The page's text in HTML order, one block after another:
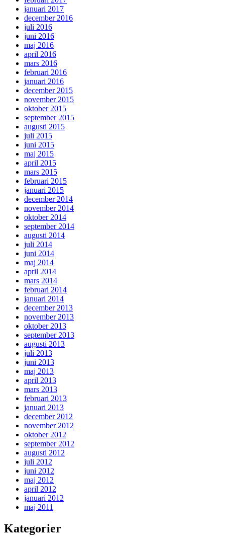
januari 2017
december 2016
juli 2016
juni 2016
maj 2016
april 2016
mars 2016
februari 2016
januari 2016
december 2015
november 2015
oktober 2015
september 2015
augusti 2015
juli 2015
juni 2015
maj 2015
april 2015
mars 2015
februari 2015
januari 2015
december 2014
november 2014
oktober 2014
september 2014
augusti 2014
juli 2014
juni 2014
maj 2014
april 2014
mars 2014
februari 2014
januari 2014
december 2013
november 2013
oktober 2013
september 2013
augusti 2013
juli 2013
juni 2013
maj 2013
april 2013
mars 2013
februari 2013
januari 2013
december 2012
november 2012
oktober 2012
september 2012
augusti 2012
juli 2012
juni 2012
maj 2012
april 2012
januari 2012
maj 2011
Kategorier